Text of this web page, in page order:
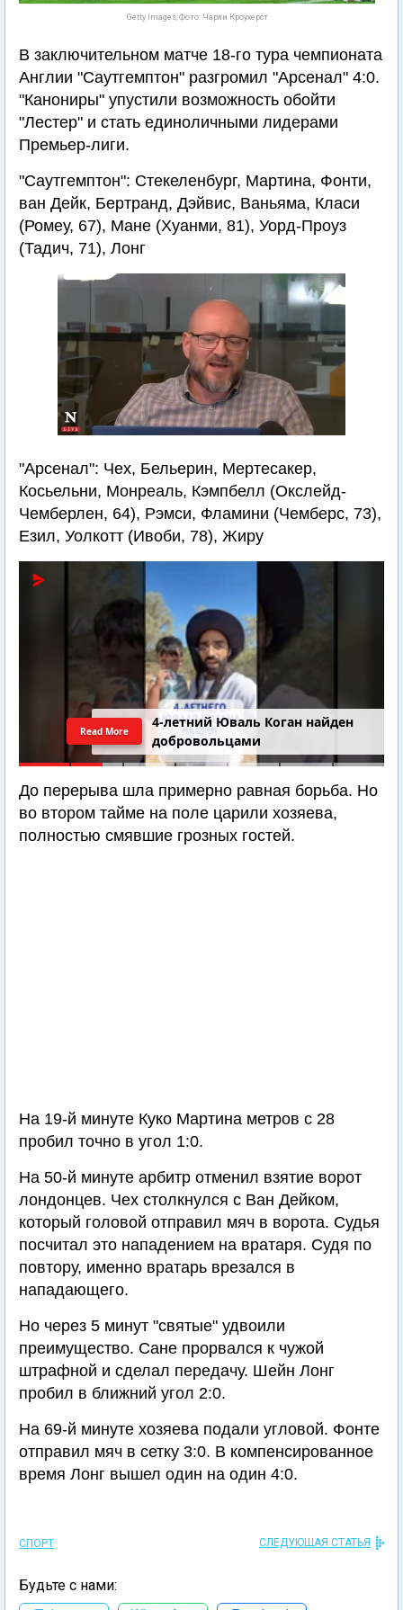
Getty Images, Фото: Чарли Кроухерст
В заключительном матче 18-го тура чемпионата
Англии "Саутгемптон" разгромил "Арсенал" 4:0.
"Канониры" упустили возможность обойти
"Лестер" и стать единоличными лидерами
Премьер-лиги.
"Саутгемптон": Стекеленбург, Мартина, Фонти,
ван Дейк, Бертранд, Дэйвис, Ваньяма, Класи
(Ромеу, 67), Мане (Хуанми, 81), Уорд-Проуз
(Тадич, 71), Лонг
"Арсенал": Чех, Бельерин, Мертесакер,
Косьельни, Монреаль, Кэмпбелл (Окслейд-
Чемберлен, 64), Рэмси, Фламини (Чемберс, 73),
Езил, Уолкотт (Ивоби, 78), Жиру
4-летний Юваль Коган найден
добровольцами
Read More
До перерыва шла примерно равная борьба. Но
во втором тайме на поле царили хозяева,
полностью смявшие грозных гостей.
На 19-й минуте Куко Мартина метров с 28
пробил точно в угол 1:0.
На 50-й минуте арбитр отменил взятие ворот
лондонцев. Чех столкнулся с Ван Дейком,
который головой отправил мяч в ворота. Судья
посчитал это нападением на вратаря. Судя по
повтору, именно вратарь врезался в
нападающего.
Но через 5 минут "святые" удвоили
преимущество. Сане прорвался к чужой
штрафной и сделал передачу. Шейн Лонг
пробил в ближний угол 2:0.
На 69-й минуте хозяева подали угловой. Фонте
отправил мяч в сетку 3:0. В компенсированное
время Лонг вышел один на один 4:0.
СПОРТ СЛЕДУЮЩАЯ СТАТЬЯ
Будьте с нами: